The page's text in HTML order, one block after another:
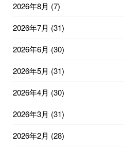
2026年8月 (7)
2026年7月 (31)
2026年6月 (30)
2026年5月 (31)
2026年4月 (30)
2026年3月 (31)
2026年2月 (28)